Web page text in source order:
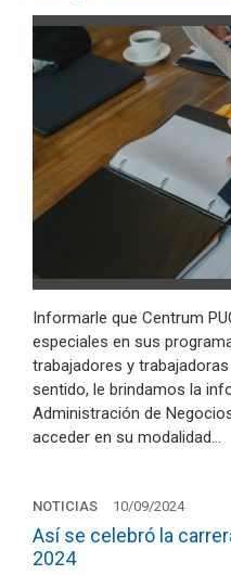
Informarle que Centrum
especiales en sus
trabajadores y
sentido, le brindamos la
Administración de
acceder en su modalidad…
NOTICIAS 10/09/2024
Así se celebró la
2024